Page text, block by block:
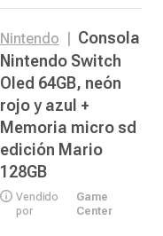
Nintendo
Consola
Nintendo Switch
Oled 64GB, neón
rojo y azul +
Memoria micro sd
edición Mario
128GB
Vendido
por
Game
Center